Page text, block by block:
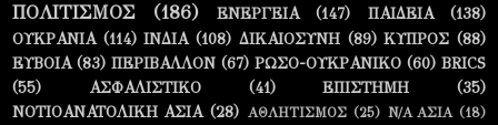
ΠΟΛΙΤΙΣΜΟΣ
(186) ΕΝΕΡΓΕΙΑ (147) ΠΑΙΔΕΙΑ
(138)
ΟΥΚΡΑΝΙΑ (114) ΙΝΔΙΑ (108) ΔΙΚΑΙΟΣΥΝΗ (89) ΚΥΠΡΟΣ (88)
ΕΥΒΟΙΑ (83) ΠΕΡΙΒΑΛΛΟΝ (67) ΡΩΣΟ-ΟΥΚΡΑΝΙΚΟ (60) BRICS
(55)
ΑΣΦΑΛΙΣΤΙΚΟ (41) ΕΠΙΣΤΗΜΗ
(35)
ΝΟΤΙΟΑΝΑΤΟΛΙΚΗ ΑΣΙΑ (28) ΑΘΛΗΤΙΣΜΟΣ (25) Ν/Α ΑΣΙΑ (18)